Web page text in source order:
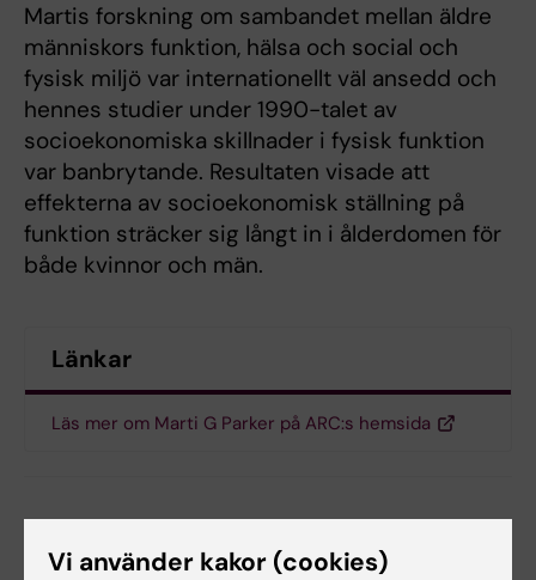
Martis forskning om sambandet mellan äldre
människors funktion, hälsa och social och
fysisk miljö var internationellt väl ansedd och
hennes studier under 1990-talet av
socioekonomiska skillnader i fysisk funktion
var banbrytande. Resultaten visade att
effekterna av socioekonomisk ställning på
funktion sträcker sig långt in i ålderdomen för
både kvinnor och män.
Länkar
Läs mer om Marti G Parker på ARC:s hemsida
Webb Admin 2018-01-15
Vi använder kakor (cookies)